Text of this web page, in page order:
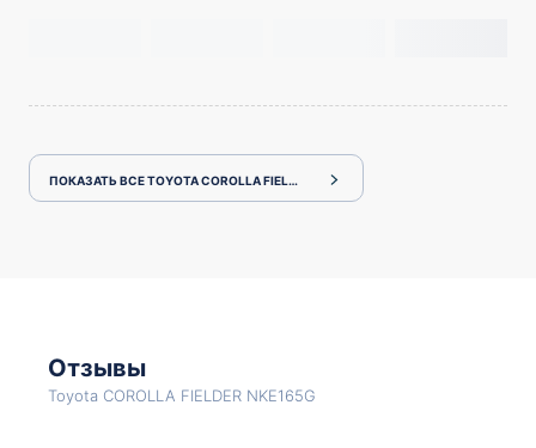
ПОКАЗАТЬ ВСЕ TOYOTA COROLLA FIELDER NKE165G
Отзывы
Toyota COROLLA FIELDER NKE165G